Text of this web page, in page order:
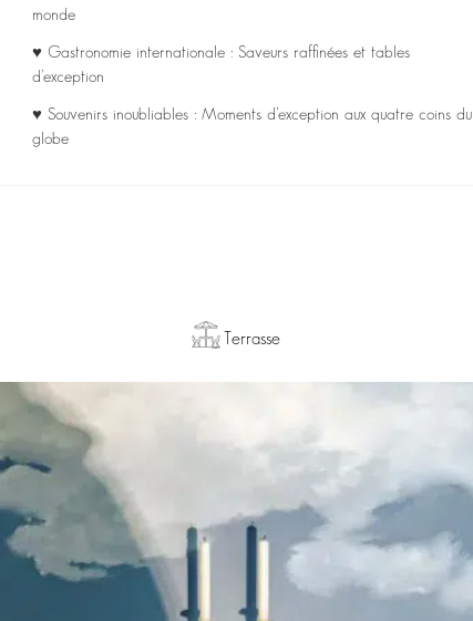
monde
♥ Gastronomie internationale : Saveurs raffinées et tables
d’exception
♥ Souvenirs inoubliables : Moments d’exception aux quatre coins du
globe
Terrasse